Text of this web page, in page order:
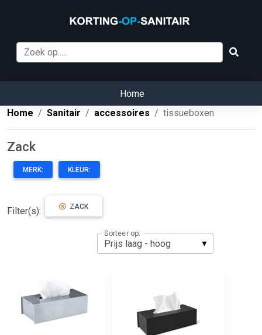
Home
Home
Sanitair accessoires tissueboxen
Zack
MERK: KLEUR:
Filter(s): ZACK
Sorteer op: